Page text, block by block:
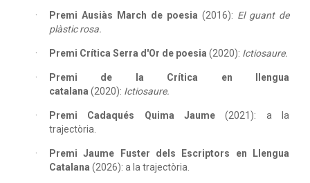
Premi Ausiàs March de poesia (2016): El guant de
plàstic rosa.
Premi Crítica Serra d'Or de poesia (2020): Ictiosaure.
Premi de la Crítica en llengua
catalana (2020): Ictiosaure.
Premi Cadaqués Quima Jaume (2021): a la
trajectòria.
Premi Jaume Fuster dels Escriptors en Llengua
Catalana (2026): a la trajectòria.